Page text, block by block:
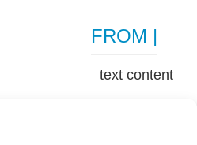
| FROM
text content